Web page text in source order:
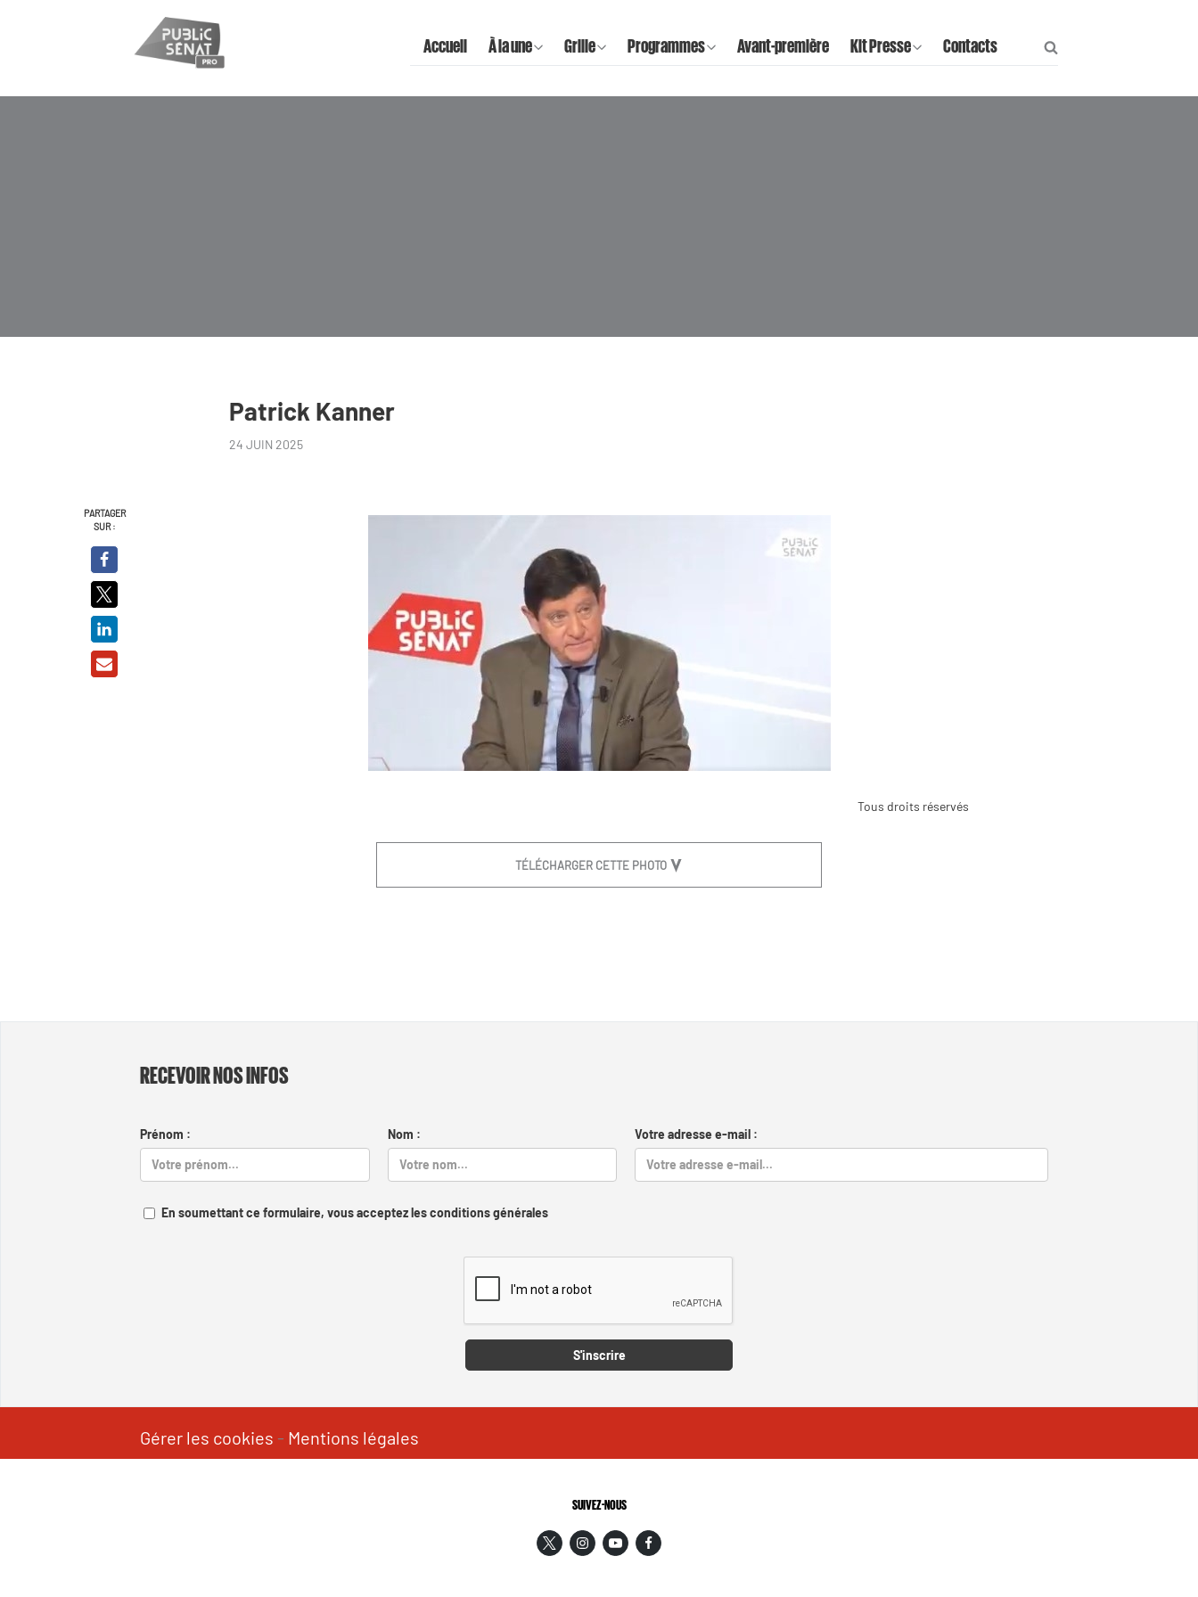
Accueil À la une Grille Programmes Avant-première Kit Presse Contacts
Patrick Kanner
24 JUIN 2025
PARTAGER
SUR :
Tous droits réservés
TÉLÉCHARGER CETTE PHOTO
RECEVOIR NOS INFOS
Prénom : Nom : Votre adresse e-mail :
En soumettant ce formulaire, vous acceptez les conditions générales
S'inscrire
Gérer les cookies - Mentions légales
SUIVEZ-NOUS